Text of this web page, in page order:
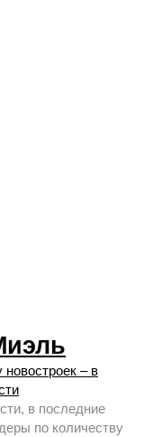
– в
в последние
по количеству